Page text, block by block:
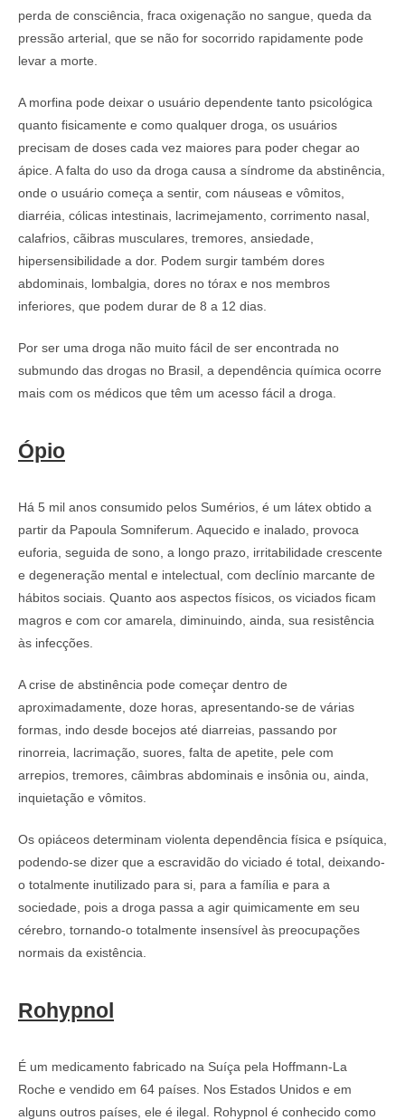
perda de consciência, fraca oxigenação no sangue, queda da
pressão arterial, que se não for socorrido rapidamente pode
levar a morte.
A morfina pode deixar o usuário dependente tanto psicológica
quanto fisicamente e como qualquer droga, os usuários
precisam de doses cada vez maiores para poder chegar ao
ápice. A falta do uso da droga causa a síndrome da abstinência,
onde o usuário começa a sentir, com náuseas e vômitos,
diarréia, cólicas intestinais, lacrimejamento, corrimento nasal,
calafrios, cãibras musculares, tremores, ansiedade,
hipersensibilidade a dor. Podem surgir também dores
abdominais, lombalgia, dores no tórax e nos membros
inferiores, que podem durar de 8 a 12 dias.
Por ser uma droga não muito fácil de ser encontrada no
submundo das drogas no Brasil, a dependência química ocorre
mais com os médicos que têm um acesso fácil a droga.
Ópio
Há 5 mil anos consumido pelos Sumérios, é um látex obtido a
partir da Papoula Somniferum. Aquecido e inalado, provoca
euforia, seguida de sono, a longo prazo, irritabilidade crescente
e degeneração mental e intelectual, com declínio marcante de
hábitos sociais. Quanto aos aspectos físicos, os viciados ficam
magros e com cor amarela, diminuindo, ainda, sua resistência
às infecções.
A crise de abstinência pode começar dentro de
aproximadamente, doze horas, apresentando-se de várias
formas, indo desde bocejos até diarreias, passando por
rinorreia, lacrimação, suores, falta de apetite, pele com
arrepios, tremores, câimbras abdominais e insônia ou, ainda,
inquietação e vômitos.
Os opiáceos determinam violenta dependência física e psíquica,
podendo-se dizer que a escravidão do viciado é total, deixando-
o totalmente inutilizado para si, para a família e para a
sociedade, pois a droga passa a agir quimicamente em seu
cérebro, tornando-o totalmente insensível às preocupações
normais da existência.
Rohypnol
É um medicamento fabricado na Suíça pela Hoffmann-La
Roche e vendido em 64 países. Nos Estados Unidos e em
alguns outros países, ele é ilegal. Rohypnol é conhecido como